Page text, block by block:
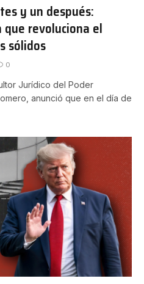
y un después:
revoluciona el
sólidos
0
Jurídico del Poder
anunció que en el día de